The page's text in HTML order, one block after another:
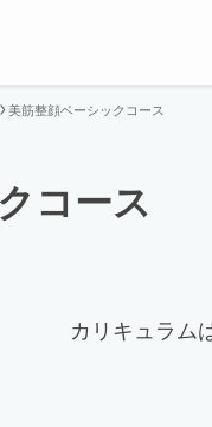
美筋整顔ベーシックコース
コース
カリキュラム